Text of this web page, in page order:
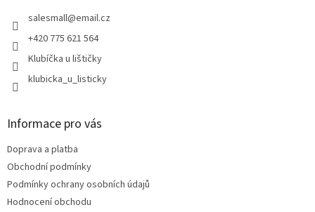
salesmall@email.cz
+420 775 621 564
Klubíčka u lištičky
klubicka_u_listicky
Informace pro vás
Doprava a platba
Obchodní podmínky
Podmínky ochrany osobních údajů
Hodnocení obchodu